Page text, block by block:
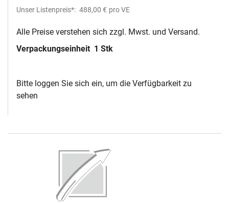
Unser Listenpreis*: 488,00 € pro VE
Alle Preise verstehen sich zzgl. Mwst. und Versand.
Verpackungseinheit 1 Stk
Bitte loggen Sie sich ein, um die Verfügbarkeit zu
sehen